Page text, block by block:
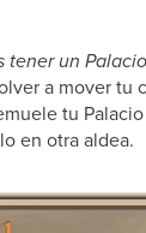
tener un
a mover tu
tu
en otra aldea.